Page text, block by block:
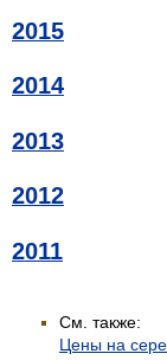
2015
2014
2013
2012
2011
См. также:
Цены на